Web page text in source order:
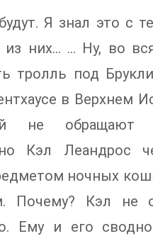
Я знал это с
них… ... Ну, во
тролль под
в Верхнем
не обращают
Кэл Леандрос
ночных
Почему? Кэл не
Ему и его